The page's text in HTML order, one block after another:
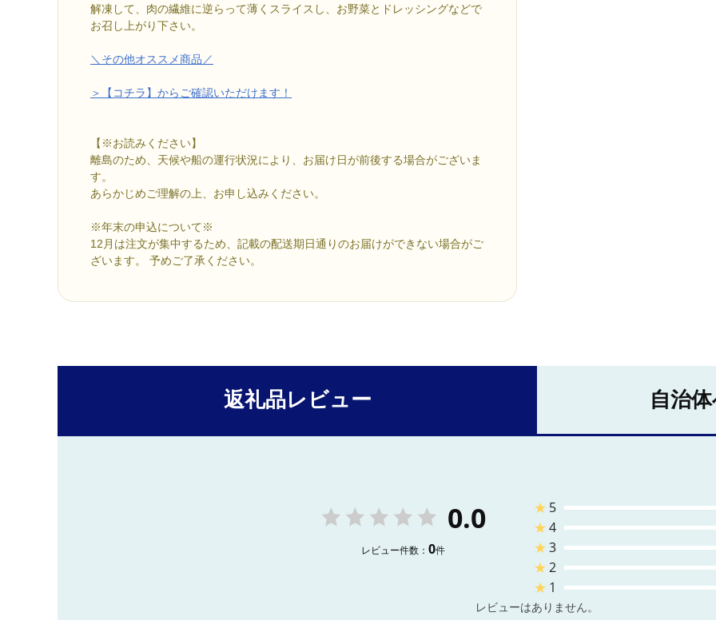
解凍して、肉の繊維に逆らって薄くスライスし、お野菜とドレッシングなどで
お召し上がり下さい。
＼その他オススメ商品／
＞【コチラ】からご確認いただけます！
【※お読みください】
離島のため、天候や船の運行状況により、お届け日が前後する場合がございま
す。
あらかじめご理解の上、お申し込みください。
※年末の申込について※
12月は注文が集中するため、記載の配送期日通りのお届けができない場合がご
ざいます。 予めご了承ください。
返礼品レビュー 自治
0.0
レビュー件数： 0件
★ 5
★4
★3
★2
★ 1
レビューはありません。